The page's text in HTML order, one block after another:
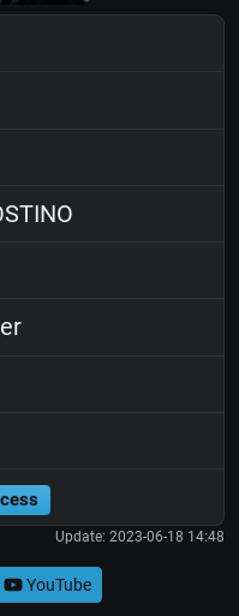
Update: 2023-06-18 14:48
YouTube